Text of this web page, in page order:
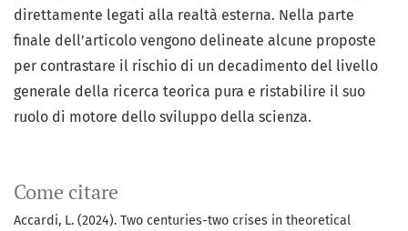
Come citare
Accardi, L. (2024). Two centuries-two crises in theoretical
direttamente legati alla realtà esterna. Nella parte
finale dell’articolo vengono delineate alcune proposte
per contrastare il rischio di un decadimento del livello
generale della ricerca teorica pura e ristabilire il suo
ruolo di motore dello sviluppo della scienza.